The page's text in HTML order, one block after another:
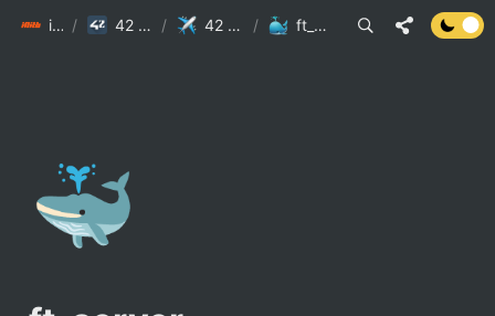
init6 / 42 Seoul / 42 Study / ft_server
🐳